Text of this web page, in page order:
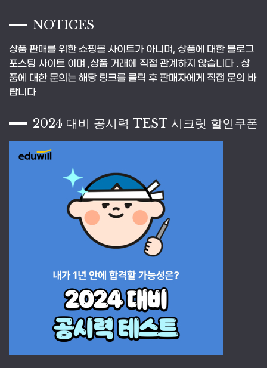
NOTICES
상품 판매를 위한 쇼핑몰 사이트가 아니며, 상품에 대한 블로그
포스팅 사이트 이며 ,상품 거래에 직접 관계하지 않습니다 . 상
품에 대한 문의는 해당 링크를 클릭 후 판매자에게 직접 문의 바
랍니다
2024 대비 공시력 TEST 시크릿 할인쿠폰